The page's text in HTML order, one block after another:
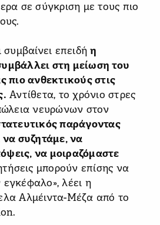
σε σύγκριση με τους πιο
συμβαίνει επειδήη
στη μείωση του
πιο ανθεκτικούς στις
Αντίθετα, το χρόνιο στρες
νευρώνων στον
παράγοντας
να συζητάμε, να
να μοιραζόμαστε
μπορούν επίσης να
λέει η
Αλμέιντα-Μέζα από το